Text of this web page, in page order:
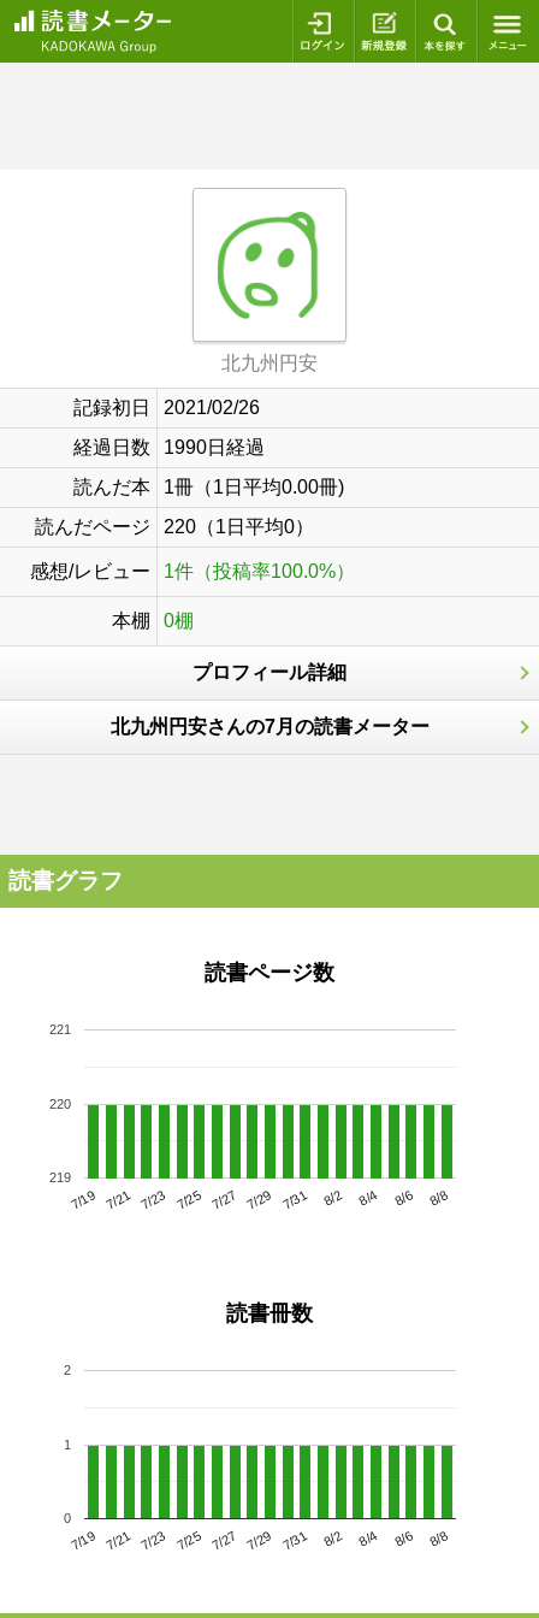
ログイン 新規登録
北九州円安
記録初日
2021/02/26
経過日数
1990日経過
読んだ本
1冊（1日平均0.00冊)
読んだページ
220（1日平均0）
感想/レビュー 1件（投稿率100.0%）
本棚 0棚
プロフィール詳細
北九州円安さんの7月の読書メーター
読書グラフ
読書ページ数
7/19 7/21 7/23 7/25 7/27 7/29 7/31 8/2 8/4 8/6 8/8
219
220
221
読書冊数
7/19 7/21 7/23 7/25 7/27 7/29 7/31 8/2 8/4 8/6 8/8
0
1
2